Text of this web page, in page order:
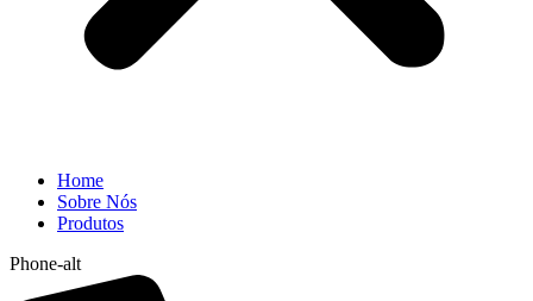
Home
Sobre Nós
Produtos
Phone-alt